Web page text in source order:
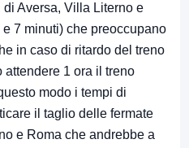
Aversa, Villa Literno e
7 minuti) che preoccupano
in caso di ritardo del treno
1 ora il treno
modo i tempi di
il taglio delle fermate
e Roma che andrebbe a